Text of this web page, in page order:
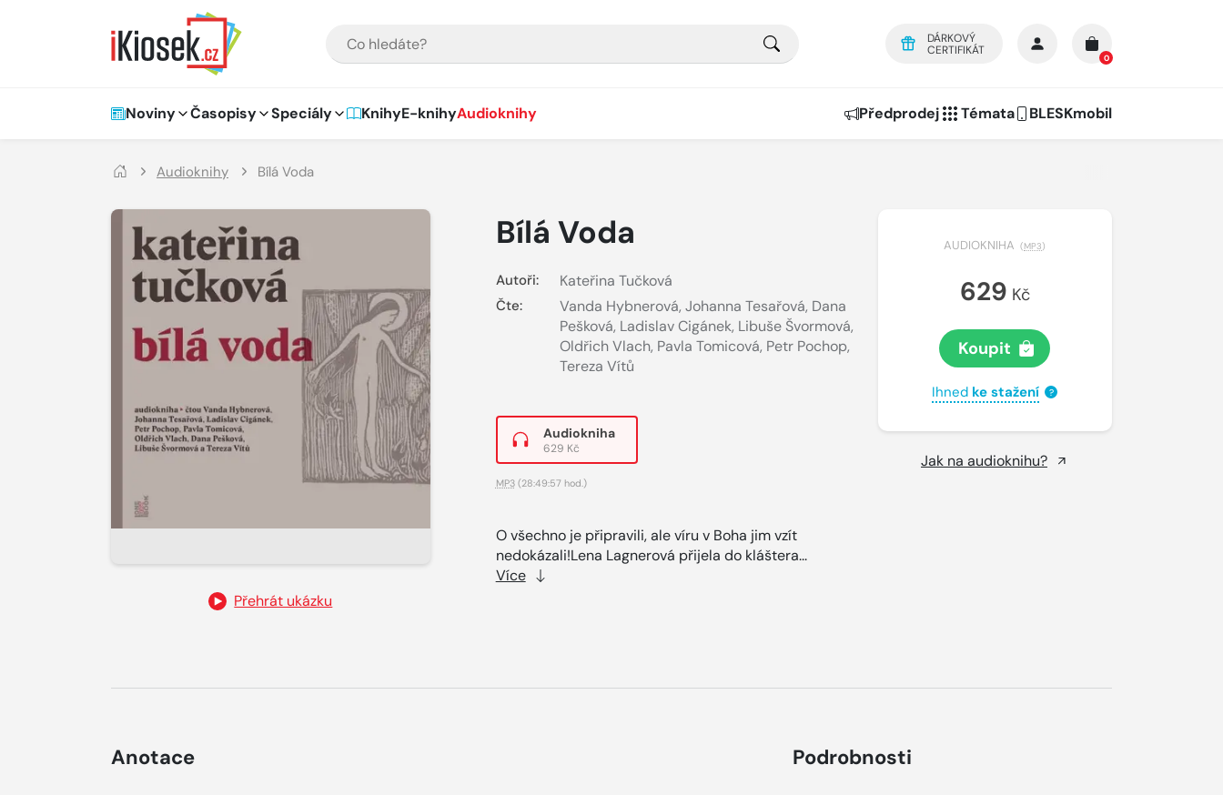
DÁRKOVÝ
CERTIFIKÁT
0
Hlavní navigace
Noviny Časopisy Speciály KnihyE-knihyAudioknihy Předprodej Témata BLESKmobil
Audioknihy Bílá Voda
Přehrát ukázku
Bílá Voda
Autoři: Kateřina Tučková
Čte: Vanda Hybnerová, Johanna Tesařová, Dana
Pešková, Ladislav Cigánek, Libuše Švormová,
Oldřich Vlach, Pavla Tomicová, Petr Pochop,
Tereza Vítů
Audiokniha
629 Kč
MP3(28:49:57 hod.)
O všechno je připravili, ale víru v Boha jim vzít
nedokázali!Lena Lagnerová přijela do kláštera...
Více
AUDIOKNIHA (MP3)
629 Kč
Koupit
Ihned ke stažení ?
Jak na audioknihu?
Anotace Podrobnosti